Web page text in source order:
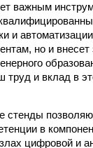
важным
и
но и
труд и вклад в
стенды
в
цифровой и